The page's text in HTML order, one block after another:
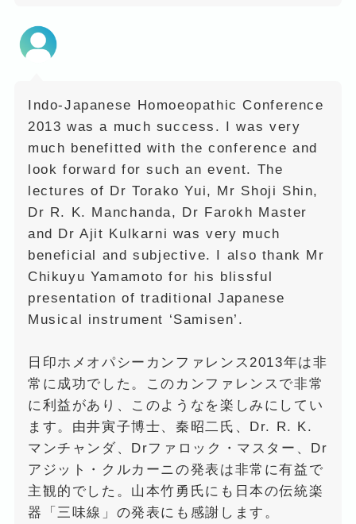
Indo-Japanese Homoeopathic Conference
2013 was a much success. I was very
much benefitted with the conference and
look forward for such an event. The
lectures of Dr Torako Yui, Mr Shoji Shin,
Dr R. K. Manchanda, Dr Farokh Master
and Dr Ajit Kulkarni was very much
beneficial and subjective. I also thank Mr
Chikuyu Yamamoto for his blissful
presentation of traditional Japanese
Musical instrument ‘Samisen’.
日印ホメオパシーカンファレンス2013年は非
常に成功でした。このカンファレンスで非常
に利益があり、このようなを楽しみにしてい
ます。由井寅子博士、秦昭二氏、Dr. R. K.
マンチャンダ、Drファロック・マスター、Dr
アジット・クルカーニの発表は非常に有益で
主観的でした。山本竹勇氏にも日本の伝統楽
器「三味線」の発表にも感謝します。